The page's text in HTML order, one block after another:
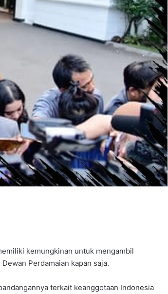
kemungkinan untuk mengambil
Perdamaian kapan saja.
terkait keanggotaan Indonesia